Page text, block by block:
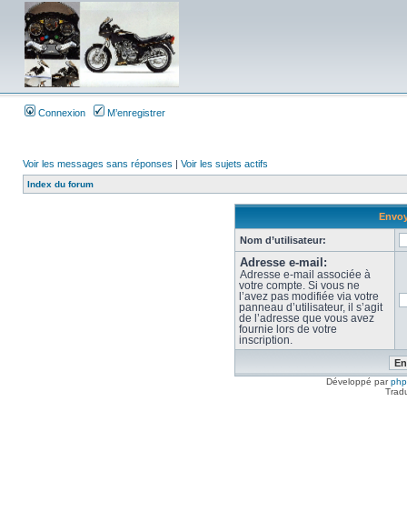
Connexion M’enregistrer
Voir les messages sans réponses | Voir les sujets actifs
Index du forum
Nom d’utilisateur:
Adresse e-mail:
Adresse e-mail associée à
votre compte. Si vous ne
l’avez pas modifiée via votre
panneau d’utilisateur, il s’agit
de l’adresse que vous avez
fournie lors de votre
inscription.
Développé par